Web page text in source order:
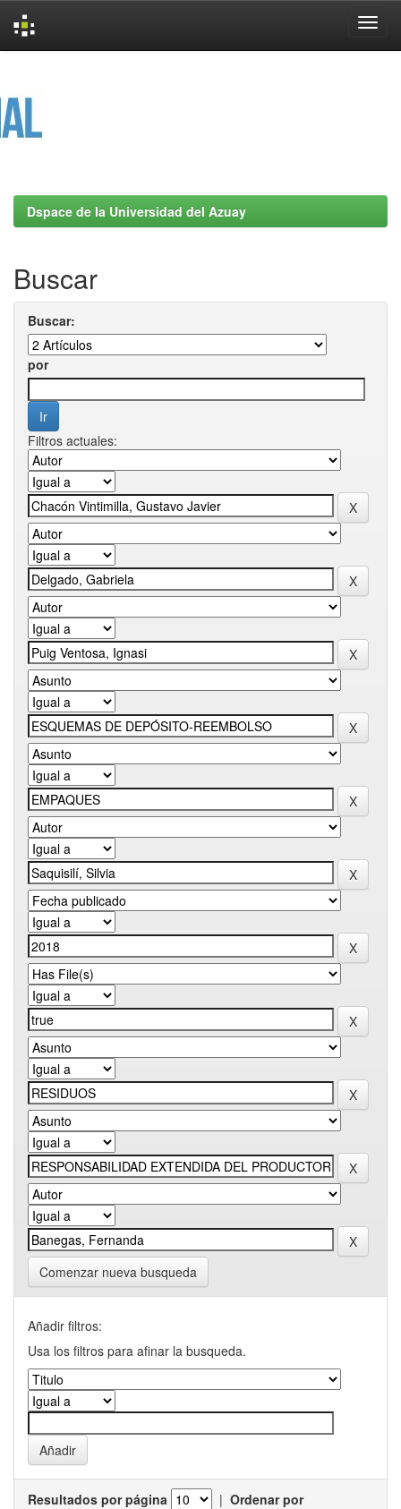
Dspace de la Universidad del Azuay
Buscar
Buscar:
por
Filtros actuales:
Comenzar nueva busqueda
Añadir filtros:
Usa los filtros para afinar la busqueda.
Resultados por página | Ordenar por